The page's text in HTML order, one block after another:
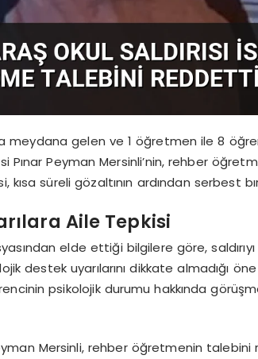
gelen ve 1 öğretmen ile 8
Pınar Peyman Mersinli’nin, rehber
kısa süreli gözaltının ardından serbest
Aile Tepkisi
elde ettiği bilgilere göre,
destek uyarılarını dikkate almadığı
psikolojik durumu hakkında
Mersinli, rehber öğretmenin